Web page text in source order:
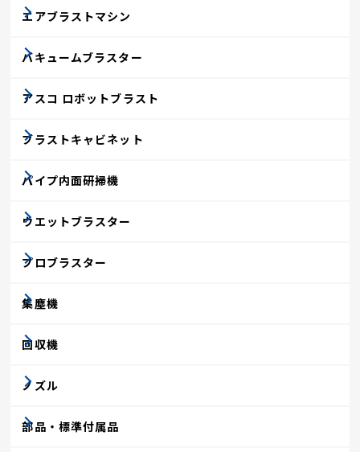
エアブラストマシン
バキュームブラスター
アスコ ロボットブラスト
ブラストキャビネット
パイプ内面研掃機
ウエットブラスター
プロブラスター
集塵機
回収機
ノズル
部品・標準付属品